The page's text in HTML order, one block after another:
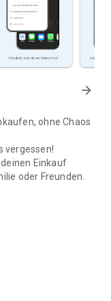
arrow_forward
ohne Chaos
vergessen!
Einkauf
oder Freunden.
Alle sehen
erstellen und